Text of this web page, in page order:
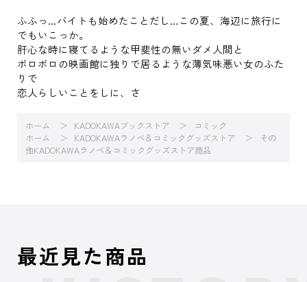
ふふっ…バイトも始めたことだし…この夏、海辺に旅行に
でもいこっか。
肝心な時に寝てるような甲斐性の無いダメ人間と
ボロボロの映画館に独りで居るような薄気味悪い女のふた
りで
恋人らしいことをしに、さ
ホーム KADOKAWAブックストア
コミック
ホーム
KADOKAWAラノベ＆コミックグッズストア
その
他KADOKAWAラノベ＆コミックグッズストア商品
最近見た商品